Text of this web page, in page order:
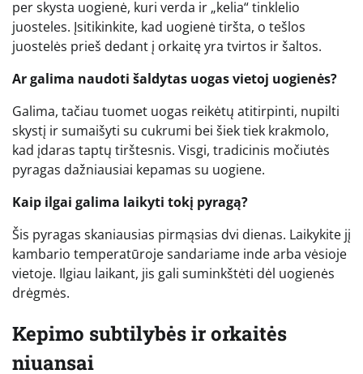
per skysta uogienė, kuri verda ir „kelia“ tinklelio
juosteles. Įsitikinkite, kad uogienė tiršta, o tešlos
juostelės prieš dedant į orkaitę yra tvirtos ir šaltos.
Ar galima naudoti šaldytas uogas vietoj uogienės?
Galima, tačiau tuomet uogas reikėtų atitirpinti, nupilti
skystį ir sumaišyti su cukrumi bei šiek tiek krakmolo,
kad įdaras taptų tirštesnis. Visgi, tradicinis močiutės
pyragas dažniausiai kepamas su uogiene.
Kaip ilgai galima laikyti tokį pyragą?
Šis pyragas skaniausias pirmąsias dvi dienas. Laikykite jį
kambario temperatūroje sandariame inde arba vėsioje
vietoje. Ilgiau laikant, jis gali suminkštėti dėl uogienės
drėgmės.
Kepimo subtilybės ir orkaitės
niuansai